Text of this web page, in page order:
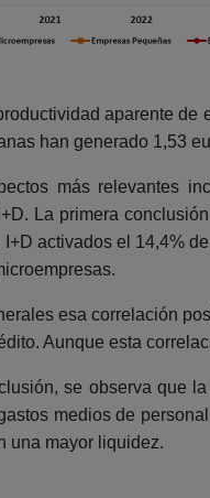
aparente
han generado 1,53
más relevantes
La primera
activados el 14,4%
esa correlación
Aunque esta
se observa que
medios de
una mayor liquidez.